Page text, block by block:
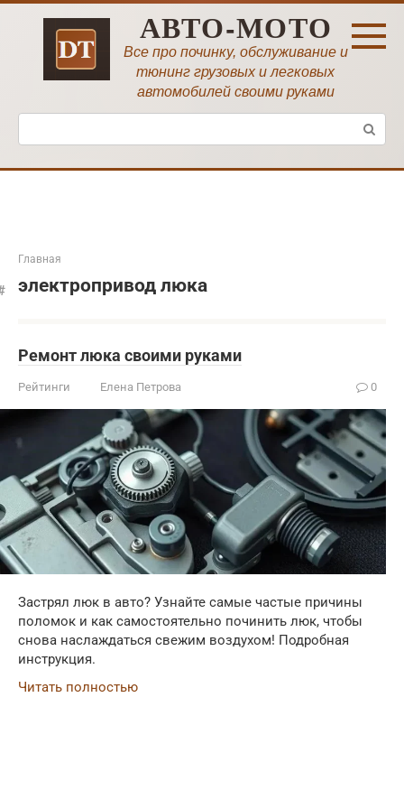
Перейти
АВТО-МОТО
Все про починку, обслуживание и
тюнинг грузовых и легковых
автомобилей своими руками
Поиск:
Главная
электропривод люка
Ремонт люка своими руками
Рейтинги Елена Петрова 0
Застрял люк в авто? Узнайте самые частые причины
поломок и как самостоятельно починить люк, чтобы
снова наслаждаться свежим воздухом! Подробная
инструкция.
Читать полностью